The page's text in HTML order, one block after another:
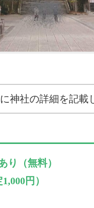
神社の詳細を記載
り（無料）
円）